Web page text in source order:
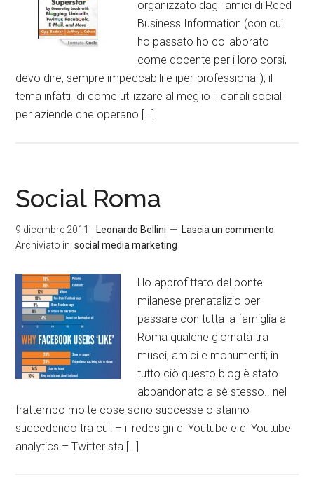
organizzato dagli amici di Reed
Business Information (con cui
ho passato ho collaborato
come docente per i loro corsi,
devo dire, sempre impeccabili e iper-professionali); il
tema infatti di come utilizzare al meglio i canali social
per aziende che operano […]
Social Roma
9 dicembre 2011 - Leonardo Bellini
Lascia un commento
Archiviato in:social media marketing
Ho approfittato del ponte
milanese prenatalizio per
passare con tutta la famiglia a
Roma qualche giornata tra
musei, amici e monumenti; in
tutto ciò questo blog è stato
abbandonato a sè stesso.. nel
frattempo molte cose sono successe o stanno
succedendo tra cui: – il redesign di Youtube e di Youtube
analytics – Twitter sta […]